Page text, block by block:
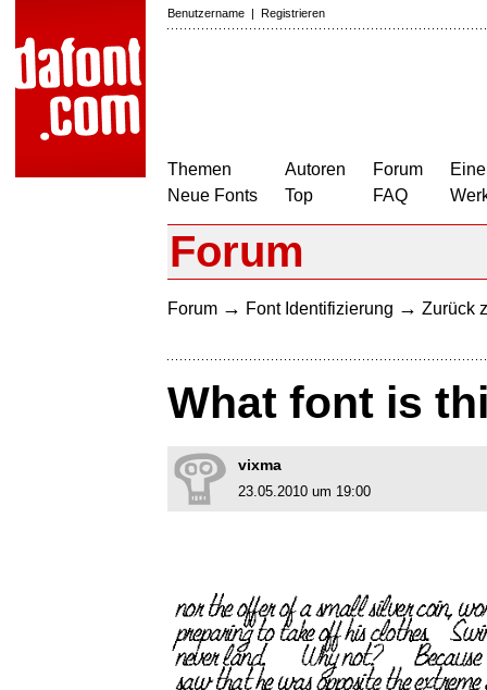
Benutzername | Registrieren
Themen
Neue Fonts
Autoren
Top
Forum
FAQ
Forum
Forum → Font Identifizierung → Zurück
What font is
vixma
23.05.2010 um 19:00